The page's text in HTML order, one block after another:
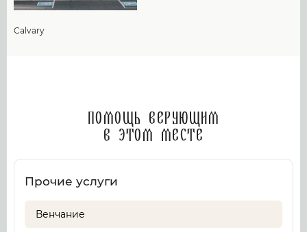
Calvary
Помощь верующим
в этом месте
Прочие услуги
Венчание